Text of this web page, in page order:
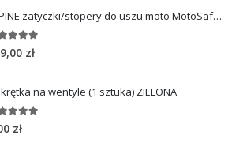
ALPINE zatyczki/stopery do uszu moto MotoSafe Pro
out of 5
zł
na wentyle (1 sztuka) ZIELONA
out of 5
zł